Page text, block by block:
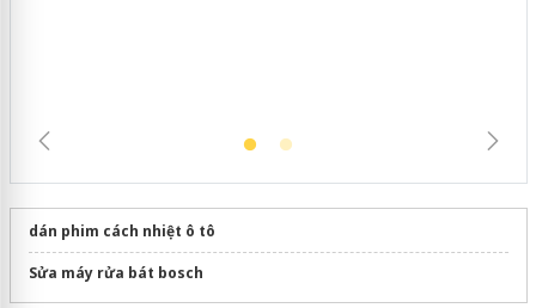
dán phim cách nhiệt ô tô
Sửa máy rửa bát bosch